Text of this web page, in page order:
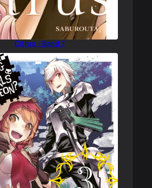
Citrus – Band 7